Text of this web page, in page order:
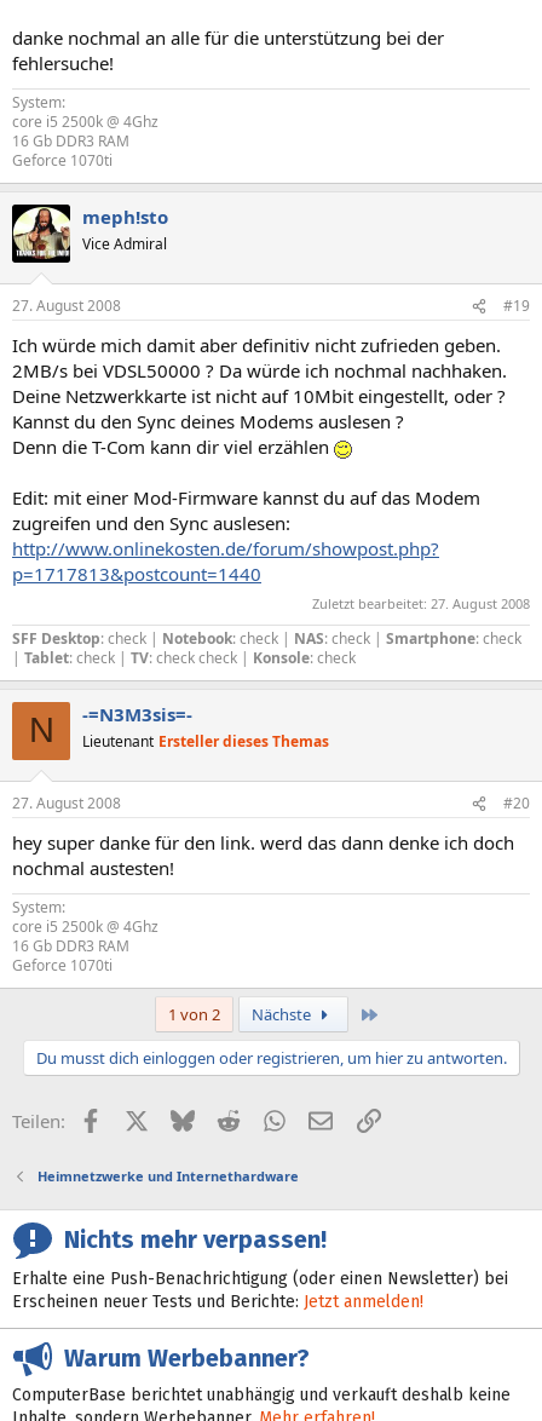
danke nochmal an alle für die unterstützung bei der
fehlersuche!
System:
core i5 2500k @ 4Ghz
16 Gb DDR3 RAM
Geforce 1070ti
meph!sto
Vice Admiral
27. August 2008 #19
Ich würde mich damit aber definitiv nicht zufrieden geben.
2MB/s bei VDSL50000 ? Da würde ich nochmal nachhaken.
Deine Netzwerkkarte ist nicht auf 10Mbit eingestellt, oder ?
Kannst du den Sync deines Modems auslesen ?
Denn die T-Com kann dir viel erzählen
Edit: mit einer Mod-Firmware kannst du auf das Modem
zugreifen und den Sync auslesen:
http://www.onlinekosten.de/forum/showpost.php?
p=1717813&postcount=1440
Zuletzt bearbeitet: 27. August 2008
SFF Desktop: check | Notebook: check | NAS: check | Smartphone: check
| Tablet: check | TV: check check | Konsole: check
N -=N3M3sis=-
Lieutenant Ersteller dieses Themas
27. August 2008 #20
hey super danke für den link. werd das dann denke ich doch
nochmal austesten!
System:
core i5 2500k @ 4Ghz
16 Gb DDR3 RAM
Geforce 1070ti
1 von 2 Nächste
Du musst dich einloggen oder registrieren, um hier zu antworten.
Teilen: FacebookX (Twitter)
BlueskyRedditWhatsApp
E-MailLink
Heimnetzwerke und Internethardware
Nichts mehr verpassen!
Erhalte eine Push-Benachrichtigung (oder einen Newsletter) bei
Erscheinen neuer Tests und Berichte: Jetzt anmelden!
Warum Werbebanner?
ComputerBase berichtet unabhängig und verkauft deshalb keine